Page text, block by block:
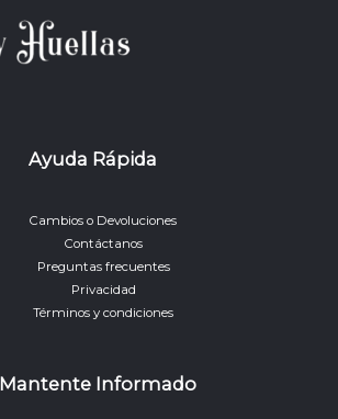
Ayuda Rápida
Cambios o Devoluciones
Contáctanos
Preguntas frecuentes
Privacidad
Términos y condiciones
Mantente Informado